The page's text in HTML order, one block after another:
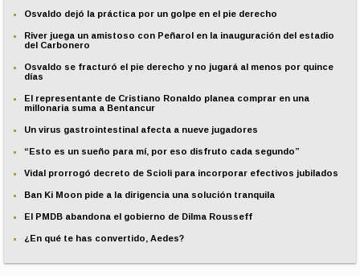
Osvaldo dejó la práctica por un golpe en el pie derecho
River juega un amistoso con Peñarol en la inauguración del estadio
del Carbonero
Osvaldo se fracturó el pie derecho y no jugará al menos por quince
días
El representante de Cristiano Ronaldo planea comprar en una
millonaria suma a Bentancur
Un virus gastrointestinal afecta a nueve jugadores
“Esto es un sueño para mí, por eso disfruto cada segundo”
Vidal prorrogó decreto de Scioli para incorporar efectivos jubilados
Ban Ki Moon pide a la dirigencia una solución tranquila
El PMDB abandona el gobierno de Dilma Rousseff
¿En qué te has convertido, Aedes?